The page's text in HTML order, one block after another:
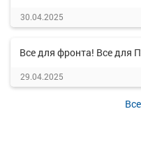
30.04.2025
Все для фронта! Все для
29.04.2025